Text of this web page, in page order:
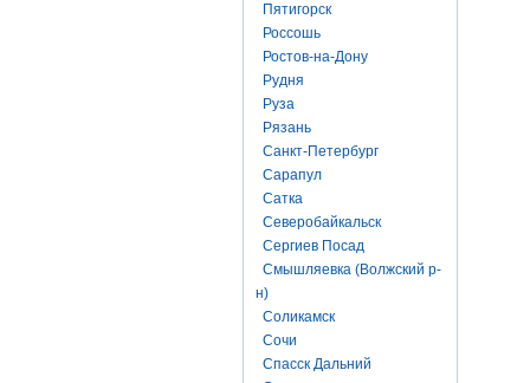
Пятигорск
Россошь
Ростов-на-Дону
Рудня
Руза
Рязань
Санкт-Петербург
Сарапул
Сатка
Северобайкальск
Сергиев Посад
Смышляевка (Волжский р-
н)
Соликамск
Сочи
Спасск Дальний